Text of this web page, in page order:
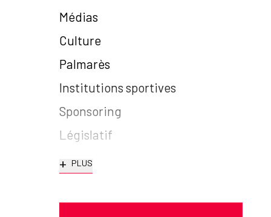
Médias
Culture
Palmarès
Institutions sportives
Sponsoring
Législatif
+ PLUS